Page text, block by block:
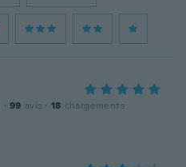
· 99 avis · 18 chargements